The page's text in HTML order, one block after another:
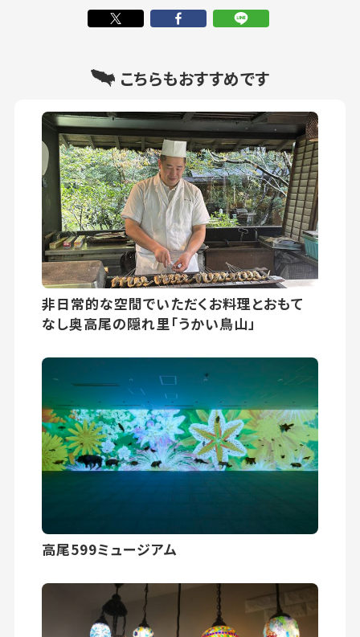
こちらもおすすめです
非日常的な空間でいただくお料理とおもて
なし奥高尾の隠れ里「うかい鳥山」
高尾599ミュージアム